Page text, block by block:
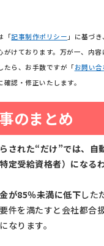
「記事制作ポリシー 」に基づ
がけております。万が一、内容
たら、お手数ですが「お問い合
認・修正いたします。
のまとめ
された“だけ”では、自
定受給資格者）になる
が85％未満に低下した
件を満たすと会社都合
なります。